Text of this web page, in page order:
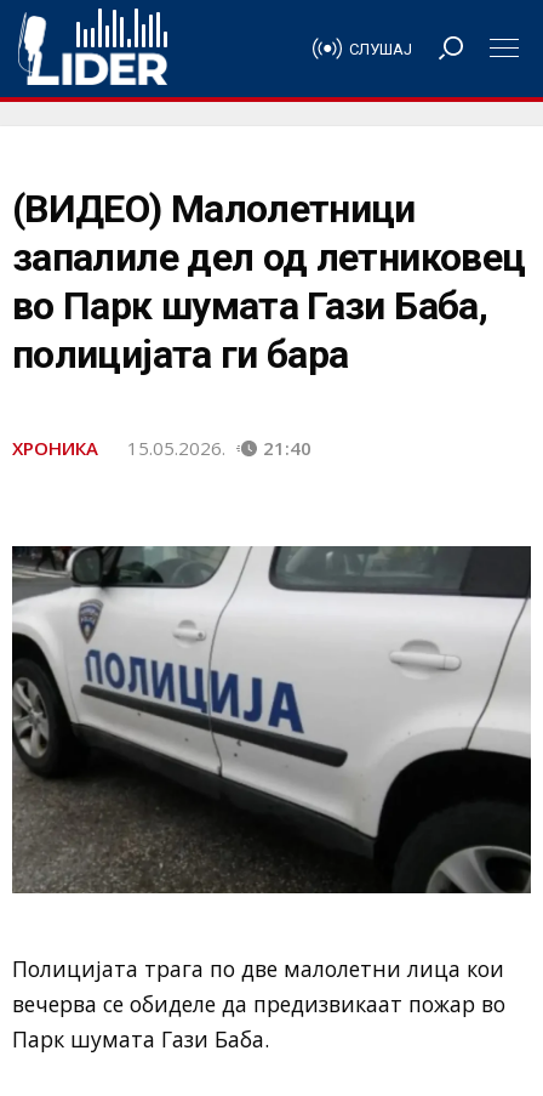
СЛУШАЈ
(ВИДЕО) Малолетници
запалиле дел од летниковец
во Парк шумата Гази Баба,
полицијата ги бара
ХРОНИКА 15.05.2026. 21:40
Полицијата трага по две малолетни лица кои
вечерва се обиделе да предизвикаат пожар во
Парк шумата Гази Баба.